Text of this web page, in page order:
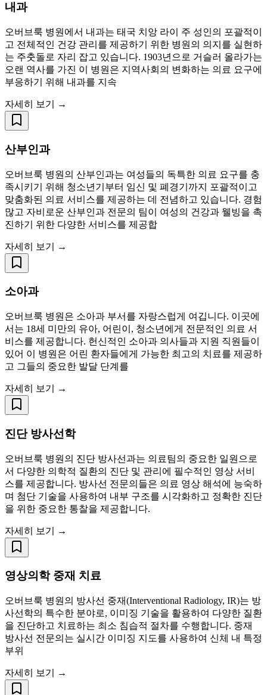
내과
오버브룩 병원에서 내과는 태국 치앙 라이 주 성인의 포괄적이
고 전체적인 건강 관리를 제공하기 위한 병원의 의지를 실현하
는 주춧돌로 자리 잡고 있습니다. 1903년으로 거슬러 올라가는
오랜 역사를 가진 이 병원은 지역사회의 변화하는 의료 요구에
부응하기 위해 내과를 지속
자세히 보기 →
산부인과
오버브룩 병원의 산부인과는 여성들의 독특한 의료 요구를 충
족시키기 위해 청소년기부터 임신 및 폐경기까지 포괄적이고
맞춤화된 의료 서비스를 제공하는 데 전념하고 있습니다. 경험
많고 자비로운 산부인과 전문의 팀이 여성의 건강과 웰빙을 촉
진하기 위한 다양한 서비스를 제공합
자세히 보기 →
소아과
오버브룩 병원은 소아과 부서를 자랑스럽게 여깁니다. 이곳에
서는 18세 미만의 유아, 어린이, 청소년에게 전문적인 의료 서
비스를 제공합니다. 헌신적인 소아과 의사들과 지원 직원들이
있어 이 병원은 어린 환자들에게 가능한 최고의 치료를 제공하
고 그들의 중요한 발달 단계를
자세히 보기 →
진단 방사선학
오버브룩 병원의 진단 방사선과는 의료팀의 중요한 일원으로
서 다양한 의학적 질환의 진단 및 관리에 필수적인 영상 서비
스를 제공합니다. 방사선 전문의들은 의료 영상 해석에 능숙하
며 첨단 기술을 사용하여 내부 구조를 시각화하고 정확한 진단
을 위한 중요한 통찰을 제공합니다.
자세히 보기 →
영상의학 중재 치료
오버브룩 병원의 방사선 중재(Interventional Radiology, IR)는 방
사선학의 특수한 분야로, 이미징 기술을 활용하여 다양한 질환
을 진단하고 치료하는 최소 침습적 절차를 수행합니다. 중재
방사선 전문의는 실시간 이미징 지도를 사용하여 신체 내 특정
부위
자세히 보기 →